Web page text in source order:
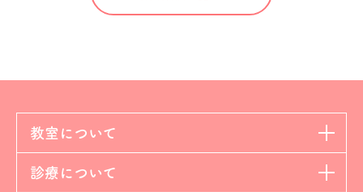
教室について
診療について